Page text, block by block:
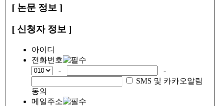
[ 논문 정보 ]
[ 신청자 정보 ]
아이디
전화번호
-
-
SMS 및 카카오알림
동의
메일주소